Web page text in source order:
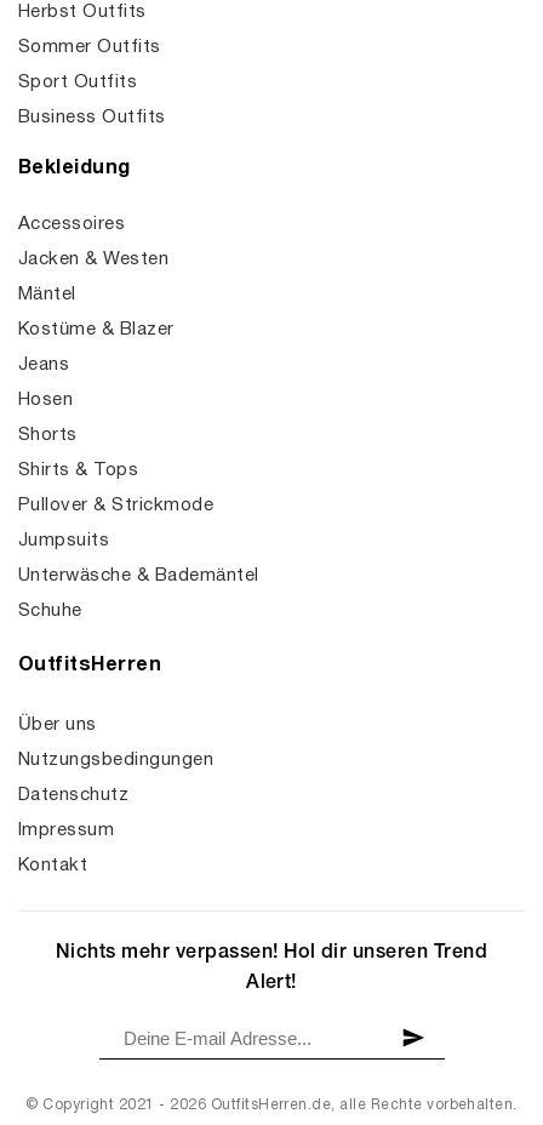
Herbst Outfits
Sommer Outfits
Sport Outfits
Business Outfits
Bekleidung
Accessoires
Jacken & Westen
Mäntel
Kostüme & Blazer
Jeans
Hosen
Shorts
Shirts & Tops
Pullover & Strickmode
Jumpsuits
Unterwäsche & Bademäntel
Schuhe
OutfitsHerren
Über uns
Nutzungsbedingungen
Datenschutz
Impressum
Kontakt
© Copyright 2021 - 2026 OutfitsHerren.de, alle Rechte vorbehalten.
Nichts mehr verpassen! Hol dir unseren Trend
Alert!